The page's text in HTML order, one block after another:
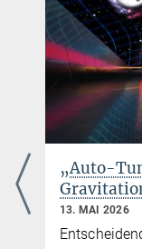
„Auto-
13. MAI 2026